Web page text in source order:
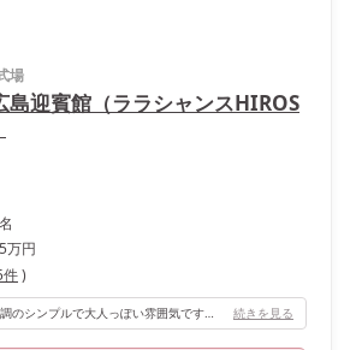
場
島迎賓館（ララシャンスHIROS
万円
件)
披露宴会場は、ウッド調のシンプルで大人っぽい雰囲気です。テラスは開放的でヤシの木があったりとリゾート感が味わえる雰囲気が魅力です！再入場はテラスを使用しました🌴 続きを見る